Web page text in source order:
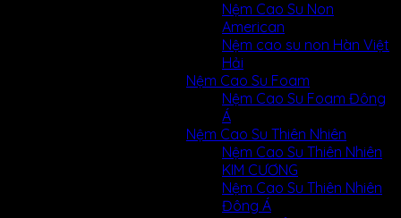
Nệm Cao Su Non
American
Nệm cao su non Hàn Việt
Hải
Nệm Cao Su Foam
Nệm Cao Su Foam Đông
Á
Nệm Cao Su Thiên Nhiên
Nệm Cao Su Thiên Nhiên
KIM CƯƠNG
Nệm Cao Su Thiên Nhiên
Đông Á